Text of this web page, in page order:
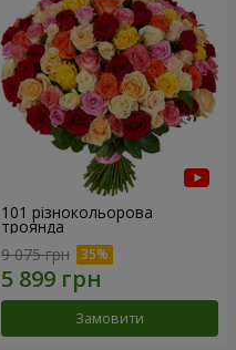
101 різнокольорова
троянда
9 075 грн
Замовити